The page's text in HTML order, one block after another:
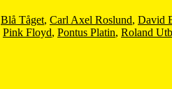
Blå Tåget, Carl Axel Roslund, David
Pink Floyd, Pontus Platin, Roland